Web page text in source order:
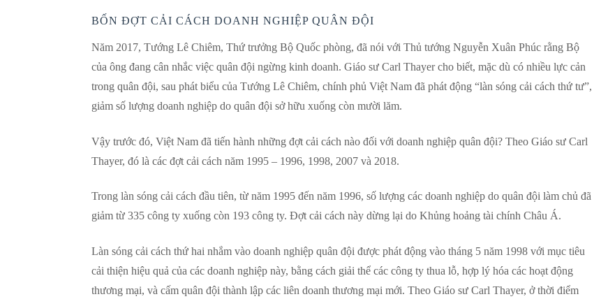
BỐN ĐỢT CẢI CÁCH DOANH NGHIỆP QUÂN ĐỘI
Năm 2017, Tướng Lê Chiêm, Thứ trưởng Bộ Quốc phòng, đã nói với Thủ tướng Nguyễn Xuân Phúc rằng Bộ
của ông đang cân nhắc việc quân đội ngừng kinh doanh. Giáo sư Carl Thayer cho biết, mặc dù có nhiều lực cản
trong quân đội, sau phát biểu của Tướng Lê Chiêm, chính phủ Việt Nam đã phát động “làn sóng cải cách thứ tư”,
giảm số lượng doanh nghiệp do quân đội sở hữu xuống còn mười lăm.
Vậy trước đó, Việt Nam đã tiến hành những đợt cải cách nào đối với doanh nghiệp quân đội? Theo Giáo sư Carl
Thayer, đó là các đợt cải cách năm 1995 – 1996, 1998, 2007 và 2018.
Trong làn sóng cải cách đầu tiên, từ năm 1995 đến năm 1996, số lượng các doanh nghiệp do quân đội làm chủ đã
giảm từ 335 công ty xuống còn 193 công ty. Đợt cải cách này dừng lại do Khủng hoảng tài chính Châu Á.
Làn sóng cải cách thứ hai nhắm vào doanh nghiệp quân đội được phát động vào tháng 5 năm 1998 với mục tiêu
cải thiện hiệu quả của các doanh nghiệp này, bằng cách giải thể các công ty thua lỗ, hợp lý hóa các hoạt động
thương mại, và cấm quân đội thành lập các liên doanh thương mại mới. Theo Giáo sư Carl Thayer, ở thời điểm